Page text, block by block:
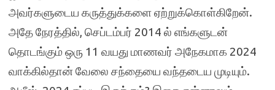
அவர்களுடைய கருத்துக்களை ஏற்றுக்கொள்கிறேன்.
அதே நேரத்தில், செப்டம்பர் 2014 ல் எங்களுடன்
தொடங்கும் ஒரு 11 வயது மாணவர் அநேகமாக 2024
வாக்கில்தான் வேலை சந்தையை வந்தடைய முடியும்.